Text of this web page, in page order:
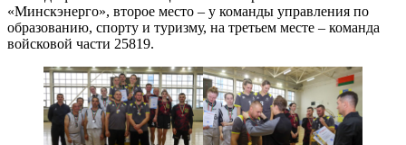
«Минскэнерго», второе место – у команды управления по
образованию, спорту и туризму, на третьем месте – команда
войсковой части 25819.